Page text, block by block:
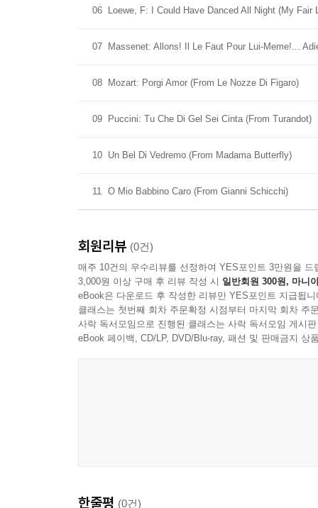
06 Loewe, F: I Could Have Danced All Night (My Fair
07 Massenet: Allons! Il Le Faut Pour Lui-Meme!...
08 Mozart: Porgi Amor (From Le Nozze Di Figaro)
09 Puccini: Tu Che Di Gel Sei Cinta (From Turandot)
10 Un Bel Di Vedremo (From Madama Butterfly)
11 O Mio Babbino Caro (From Gianni Schicchi)
회원리뷰 (0건)
매주 10건의 우수리뷰를 선정하여 YES포인트 3만원을 드
3,000원 이상 구매 후 리뷰 작성 시 일반회원 300원, 마니
eBook은 다운로드 후 작성한 리뷰만 YES포인트 지급됩니
클래스는 첫번째 회차 주문확정 시점부터 마지막 회차 주
사락 독서모임으로 진행된 클래스는 사락 독서모임 게시
eBook 페이백, CD/LP, DVD/Blu-ray, 패션 및 판매금지 상
한줄평 (0건)